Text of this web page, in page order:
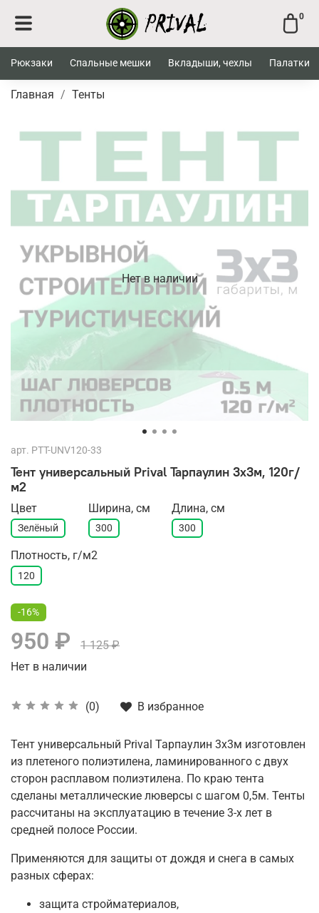
0
Рюкзаки Спальные мешки Вкладыши, чехлы Палатки
Главная Тенты
Нет в наличии
арт. PTT-UNV120-33
Тент универсальный Prival Тарпаулин 3х3м, 120г/
м2
(0) В избранное
Цвет
Зелёный
Ширина, см
300
Длина, см
300
Плотность, г/м2
120
-16%
950 ₽
1 125 ₽
Нет в наличии
Тент универсальный Prival Тарпаулин 3х3м изготовлен
из плетеного полиэтилена, ламинированного с двух
сторон расплавом полиэтилена. По краю тента
сделаны металлические люверсы с шагом 0,5м. Тенты
рассчитаны на эксплуатацию в течение 3-х лет в
средней полосе России.
Применяются для защиты от дождя и снега в самых
разных сферах:
защита стройматериалов,